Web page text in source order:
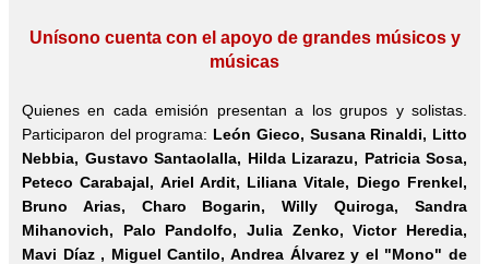
Unísono cuenta con el apoyo de grandes músicos y
músicas
Quienes en cada emisión presentan a los grupos y solistas.
Participaron del programa: León Gieco, Susana Rinaldi, Litto
Nebbia, Gustavo Santaolalla, Hilda Lizarazu, Patricia Sosa,
Peteco Carabajal, Ariel Ardit, Liliana Vitale, Diego Frenkel,
Bruno Arias, Charo Bogarin, Willy Quiroga, Sandra
Mihanovich, Palo Pandolfo, Julia Zenko, Victor Heredia,
Mavi Díaz , Miguel Cantilo, Andrea Álvarez y el "Mono" de